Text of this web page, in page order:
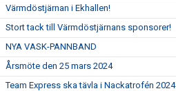
Värmdöstjärnan i Ekhallen!
Stort tack till Värmdöstjärnans sponsorer!
NYA VASK-PANNBAND
Årsmöte den 25 mars 2024
Team Express ska tävla i Nackatrofén 2024